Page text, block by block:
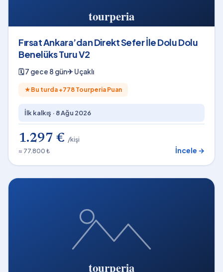
Fırsat Ankara’dan Direkt Sefer İle Dolu Dolu
Benelüks Turu V2
🗓7 gece 8 gün✈Uçaklı
★ Bu turda +778 Tourperia Puan
İlk kalkış · 8 Ağu 2026
1.297 € /kişi
≈ 77.800 ₺
İncele →